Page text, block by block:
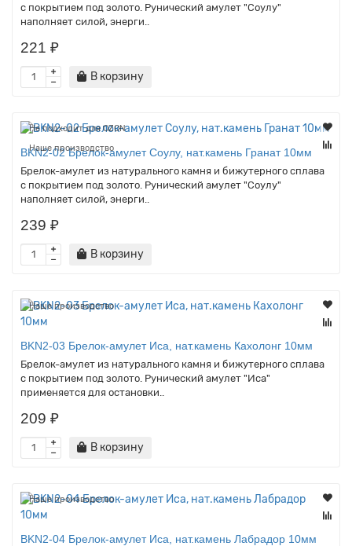
с покрытием под золото. Рунический амулет "Соулу"
наполняет силой, энерги..
221 ₽
В корзину
Не подходит для OZON
Наше производство
BKN2-02 Брелок-амулет Соулу, нат.камень Гранат 10мм
Брелок-амулет из натурального камня и бижутерного сплава
с покрытием под золото. Рунический амулет "Соулу"
наполняет силой, энерги..
239 ₽
В корзину
Наше производство
BKN2-03 Брелок-амулет Иса, нат.камень Кахолонг 10мм
Брелок-амулет из натурального камня и бижутерного сплава
с покрытием под золото. Рунический амулет "Иса"
применяется для остановки..
209 ₽
В корзину
Наше производство
BKN2-04 Брелок-амулет Иса, нат.камень Лабрадор 10мм